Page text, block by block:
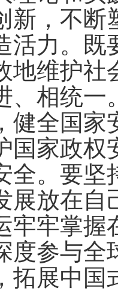
新，不
活力。既
地维护社
、相统一
健全国家
国家政
全。要
展放在自
牢牢掌
度参与全
拓展中